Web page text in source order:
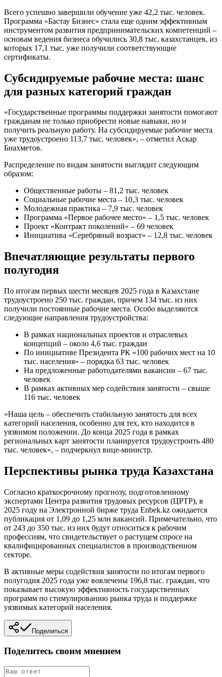
Всего успешно завершили обучение уже 42,2 тыс. человек.
Программа «Бастау Бизнес» стала еще одним эффективным
инструментом развития предпринимательских компетенций –
основам ведения бизнеса обучились 30,8 тыс. казахстанцев, из
которых 17,1 тыс. уже получили соответствующие
сертификаты.
Субсидируемые рабочие места: шанс
для разных категорий граждан
«Государственные программы поддержки занятости помогают
гражданам не только приобрести новые навыки, но и
получить реальную работу. На субсидируемые рабочие места
уже трудоустроено 113,7 тыс. человек», – отметил Аскар
Биахметов.
Распределение по видам занятости выглядит следующим
образом:
Общественные работы – 81,2 тыс. человек
Социальные рабочие места – 10,3 тыс. человек
Молодежная практика – 7,9 тыс. человек
Программа «Первое рабочее место» – 1,5 тыс. человек
Проект «Контракт поколений» – 69 человек
Инициатива «Серебряный возраст» – 12,8 тыс. человек
Впечатляющие результаты первого
полугодия
По итогам первых шести месяцев 2025 года в Казахстане
трудоустроено 250 тыс. граждан, причем 134 тыс. из них
получили постоянные рабочие места. Особо выделяются
следующие направления трудоустройства:
В рамках национальных проектов и отраслевых
концепций – около 4,6 тыс. граждан
По инициативе Президента РК «100 рабочих мест на 10
тыс. населения» – порядка 63 тыс. человек
На предложенные работодателями вакансии – 67 тыс.
человек
В рамках активных мер содействия занятости – свыше
116 тыс. человек
«Наша цель – обеспечить стабильную занятость для всех
категорий населения, особенно для тех, кто находится в
уязвимом положении. До конца 2025 года в рамках
региональных карт занятости планируется трудоустроить 480
тыс. человек», – подчеркнул вице-министр.
Перспективы рынка труда Казахстана
Согласно краткосрочному прогнозу, подготовленному
экспертами Центра развития трудовых ресурсов (ЦРТР), в
2025 году на Электронной бирже труда Enbek.kz ожидается
публикация от 1,09 до 1,25 млн вакансий. Примечательно, что
от 243 до 350 тыс. из них будут относиться к рабочим
профессиям, что свидетельствует о растущем спросе на
квалифицированных специалистов в производственном
секторе.
В активные меры содействия занятости по итогам первого
полугодия 2025 года уже вовлечены 196,8 тыс. граждан, что
показывает высокую эффективность государственных
программ по стимулированию рынка труда и поддержке
уязвимых категорий населения.
Поделиться
Поделитесь своим мнением